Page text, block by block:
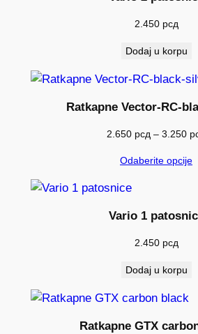
2.450 рсд
Dodaj u korpu
Ratkapne Vector-RC-
2.650 рсд – 3.250
Odaberite opcije
Vario 1
2.450 рсд
Dodaj u korpu
Ratkapne GTX